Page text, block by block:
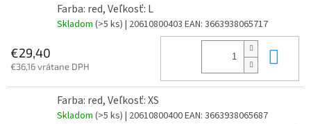
Farba: red, Veľkosť: L
Skladom (>5 ks) | 20610800403 EAN: 3663938065717
€29,40
€36,16 vrátane DPH
Farba: red, Veľkosť: XS
Skladom (>5 ks) | 20610800400EAN: 3663938065687